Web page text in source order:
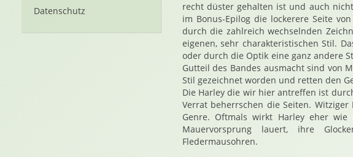
recht düster gehalten ist und auch
im Bonus-Epilog die lockerere Seite
durch die zahlreich wechselnden
eigenen, sehr charakteristischen Stil.
oder durch die Optik eine ganz andere
Gutteil des Bandes ausmacht sind von
Stil gezeichnet worden und retten den
Die Harley die wir hier antreffen ist
Verrat beherrschen die Seiten.
Genre. Oftmals wirkt Harley eher
Mauervorsprung lauert, ihre
Fledermausohren.
Datenschutz